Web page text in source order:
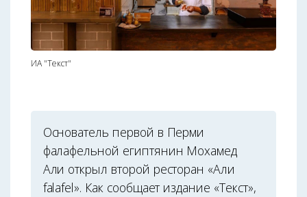
ИА "Текст"
Основатель первой в Перми
фалафельной египтянин Мохамед
Али открыл второй ресторан «Али
falafel». Как сообщает издание «Текст»,